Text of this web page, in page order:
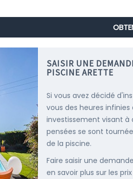
SAISIR UNE
PISCINE ARETTE
Si vous avez décidé
vous des heures
investissement visant à
pensées se sont
de la piscine.
Faire saisir une
en savoir plus sur les